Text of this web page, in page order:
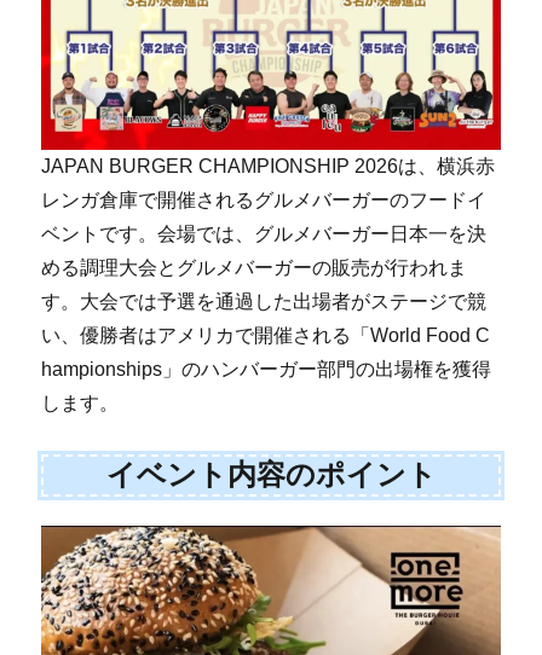
JAPAN BURGER CHAMPIONSHIP 2026は、横浜赤
レンガ倉庫で開催されるグルメバーガーのフードイ
ベントです。会場では、グルメバーガー日本一を決
める調理大会とグルメバーガーの販売が行われま
す。大会では予選を通過した出場者がステージで競
い、優勝者はアメリカで開催される「World Food C
hampionships」のハンバーガー部門の出場権を獲得
します。
イベント内容のポイント